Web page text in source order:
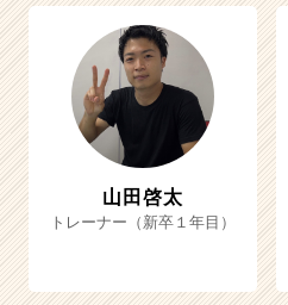
山田啓太
トレーナー（新卒１年目）